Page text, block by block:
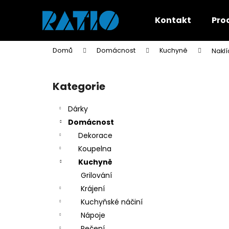
Kontakt
Domů Domácnost Kuchyně
Přeskočit
kategorie
Kategorie
Dárky
Domácnost
Dekorace
Koupelna
Kuchyně
Grilování
Krájení
Kuchyňské náčiní
Nápoje
í
Zpět
do
obchodu
Zpět
do
obchodu